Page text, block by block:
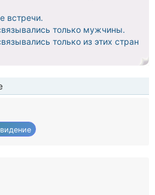
встречи.
только мужчины.
только из этих стран